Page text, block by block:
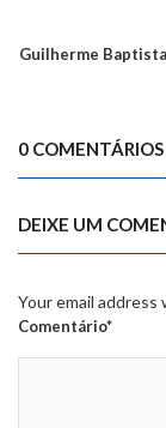
Guilherme Baptista
0 COMENTÁRIOS
DEIXE UM
Your email
Comentário*